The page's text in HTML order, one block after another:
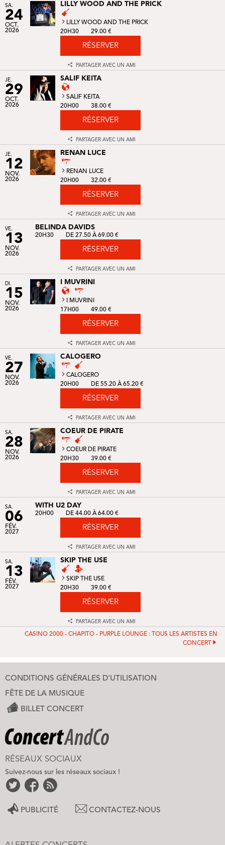
SA.
24
OCT.
2026
LILLY WOOD AND THE PRICK
LILLY WOOD AND THE PRICK
20H30
29.00 €
RÉSERVER
PARTAGER AVEC UN AMI
JE.
29
OCT.
2026
SALIF KEITA
SALIF KEITA
20H00
38.00 €
RÉSERVER
PARTAGER AVEC UN AMI
JE.
12
NOV.
2026
RENAN LUCE
RENAN LUCE
20H00
32.00 €
RÉSERVER
PARTAGER AVEC UN AMI
VE.
13
NOV.
2026
BELINDA DAVIDS
20H30 DE 27.50 À 69.00 €
RÉSERVER
PARTAGER AVEC UN AMI
DI.
15
NOV.
2026
I MUVRINI
I MUVRINI
17H00
49.00 €
RÉSERVER
PARTAGER AVEC UN AMI
VE.
27
NOV.
2026
CALOGERO
CALOGERO
20H00
DE 55.20 À 65.20 €
RÉSERVER
PARTAGER AVEC UN AMI
SA.
28
NOV.
2026
COEUR DE PIRATE
COEUR DE PIRATE
20H30
39.00 €
RÉSERVER
PARTAGER AVEC UN AMI
SA.
06
FÉV.
2027
WITH U2 DAY
20H00 DE 44.00 À 64.00 €
RÉSERVER
PARTAGER AVEC UN AMI
SA.
13
FÉV.
2027
SKIP THE USE
SKIP THE USE
20H30
39.00 €
RÉSERVER
PARTAGER AVEC UN AMI
CASINO 2000 - CHAPITO - PURPLE LOUNGE : TOUS LES ARTISTES EN
CONCERT
CONDITIONS GÉNÉRALES D'UTILISATION
FÊTE DE LA MUSIQUE
BILLET CONCERT
RÉSEAUX SOCIAUX
Suivez-nous sur les réseaux sociaux !
PUBLICITÉ CONTACTEZ-NOUS